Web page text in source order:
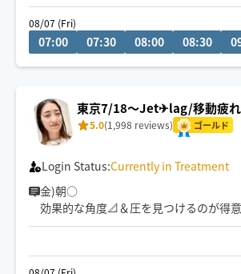
スッキリ感が欲しい方もぜひ✨
生涯セラピスト宣言📢
全身だるさ|心のしょんぼり
頼りにして下さい☺️
※御新規様は仮予約からになります
08/07 (Fri)
07:00 07:30 08:00 08:30
東京7/18〜Jet✈︎lag/移動疲
5.0(1,998 reviews) ゴールド
Login Status:Currently in Treatment
金)朝○
効果的な角度📐＆圧を見つけるのが得
しっかり効きます✨